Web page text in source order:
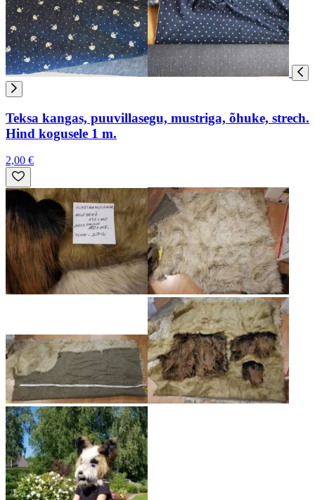
Teksa kangas, puuvillasegu, mustriga, õhuke, strech.
Hind kogusele 1 m.
2,00 €